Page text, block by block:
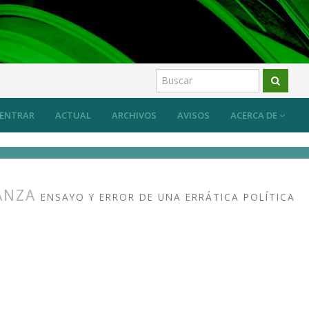
ACTUAL ARCHIVOS AVISOS ACERCA DE
ENTRAR
ENSAYO Y ERROR DE UNA ERRÁTICA POLÍTICA